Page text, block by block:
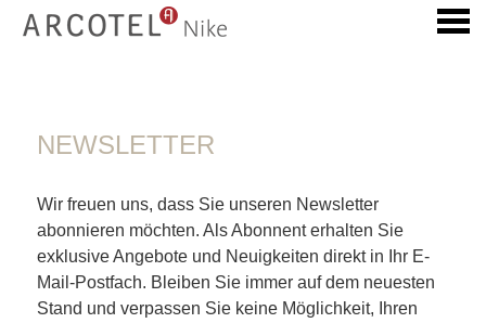
NEWSLETTER
Wir freuen uns, dass Sie unseren Newsletter
abonnieren möchten. Als Abonnent erhalten Sie
exklusive Angebote und Neuigkeiten direkt in Ihr E-
Mail-Postfach. Bleiben Sie immer auf dem neuesten
Stand und verpassen Sie keine Möglichkeit, Ihren